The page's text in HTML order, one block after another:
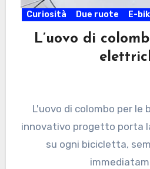
Curiosità Due ruote E-
L’uovo di
L'uovo di colombo per le
innovativo progetto porta
su ogni bicicletta,